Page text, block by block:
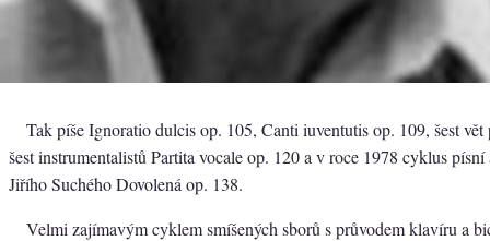
Tak píše Ignoratio dulcis op. 105, Canti iuventutis op. 109, šest vět
šest instrumentalistů Partita vocale op. 120 a v roce 1978 cyklus písní
Jiřího Suchého Dovolená op. 138.
Velmi zajímavým cyklem smíšených sborů s průvodem klavíru a